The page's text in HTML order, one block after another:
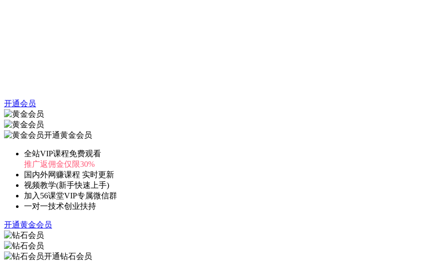
开通会员
开通黄金会员
全站VIP课程免费观看
推广返佣金仅限30%
国内外网赚课程 实时更新
视频教学(新手快速上手)
加入56课堂VIP专属微信群
一对一技术创业扶持
开通黄金会员
开通钻石会员